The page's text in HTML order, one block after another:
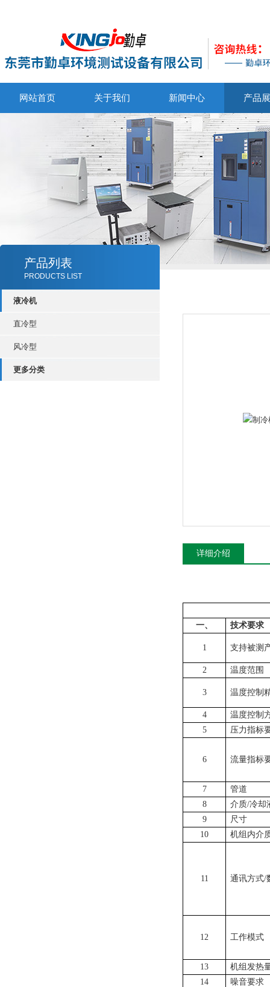
网站首页 关于我们 新闻中心 产品
产品列表
PRODUCTS LIST
液冷机
直冷型
风冷型
更多分类
详细介绍
一、 技术要求
1 支持被测
2 温度范围
3 温度控制
4
温度控制
5
压力指标
6 流量指标
7
管道
8
介质/冷却
9
尺寸
10
机组内介
11 通讯方式/
12 工作模式
13
机组发热
14
噪音要求